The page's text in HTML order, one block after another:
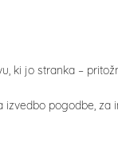
ki jo stranka –
izvedbo pogodbe,